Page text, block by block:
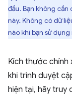
đầu. Bạn không
này. Không có dữ
nào khi bạn sử dụng
Kích thước chính
khi trình duyệt
hiện tại, hãy truy